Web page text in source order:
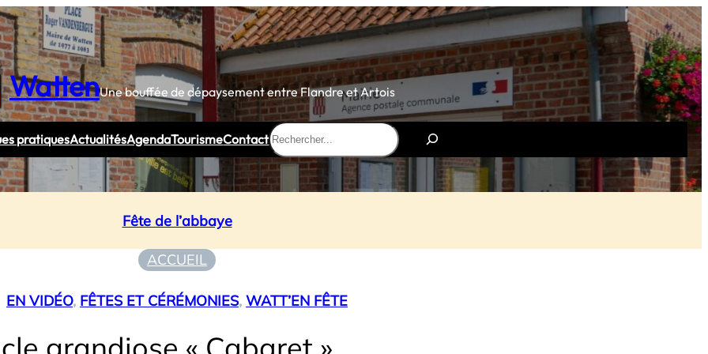
WattenUne bouffée de dépaysement entre Flandre et Artois
pratiquesActualitésAgendaTourismeContact
Rechercher
Fête de l’abbaye
ACCUEIL
EN VIDÉO, FÊTES ET CÉRÉMONIES, WATT’EN FÊTE